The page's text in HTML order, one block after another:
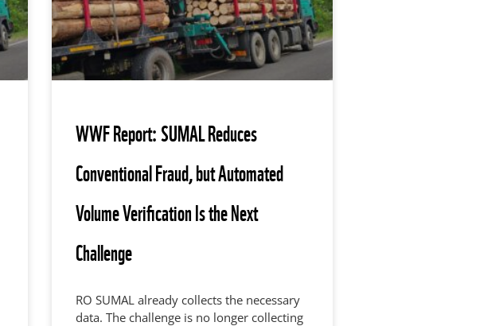
WWF Report: SUMAL Reduces
Conventional Fraud, but Automated
Volume Verification Is the Next
Challenge
RO SUMAL already collects the necessary
data. The challenge is no longer collecting